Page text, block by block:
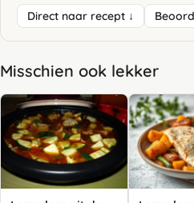
Direct naar recept ↓
Misschien ook lekker